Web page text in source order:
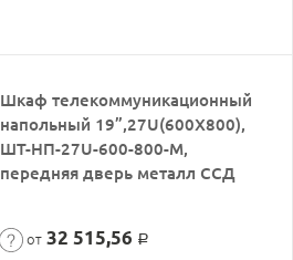
Шкаф телекоммуникационный
напольный 19”,27U(600X800),
ШТ-НП-27U-600-800-М,
передняя дверь металл ССД
от 32 515,56 Р